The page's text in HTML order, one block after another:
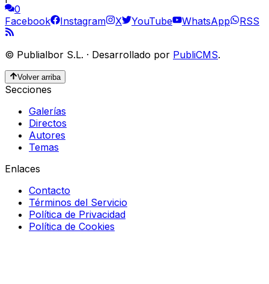
0
Facebook
Instagram X YouTube WhatsApp RSS
© Publialbor S.L. · Desarrollado por PubliCMS.
Volver arriba
Secciones
Galerías
Directos
Autores
Temas
Enlaces
Contacto
Términos del Servicio
Política de Privacidad
Política de Cookies